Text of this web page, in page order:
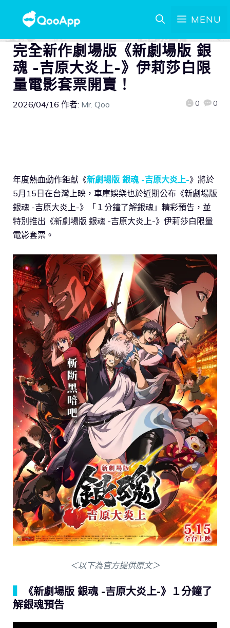
MENU
完全新作劇場版《新劇場版 銀
魂 -吉原大炎上-》伊莉莎白限
量電影套票開賣！
2026/04/16 作者: Mr. Qoo 0 0
年度熱血動作鉅獻《新劇場版 銀魂 -吉原大炎上-》將於
5月15日在台灣上映，車庫娛樂也於近期公布《新劇場版
銀魂 -吉原大炎上-》「１分鐘了解銀魂」精彩預告，並
特別推出《新劇場版 銀魂 -吉原大炎上-》伊莉莎白限量
電影套票。
＜以下為官方提供原文＞
《新劇場版 銀魂 -吉原大炎上-》１分鐘了
解銀魂預告